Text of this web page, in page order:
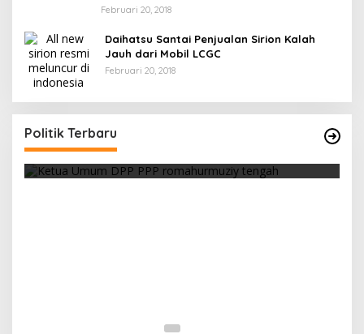
Februari 20, 2018
Daihatsu Santai Penjualan Sirion Kalah
Jauh dari Mobil LCGC
Februari 20, 2018
Politik Terbaru
Yasin